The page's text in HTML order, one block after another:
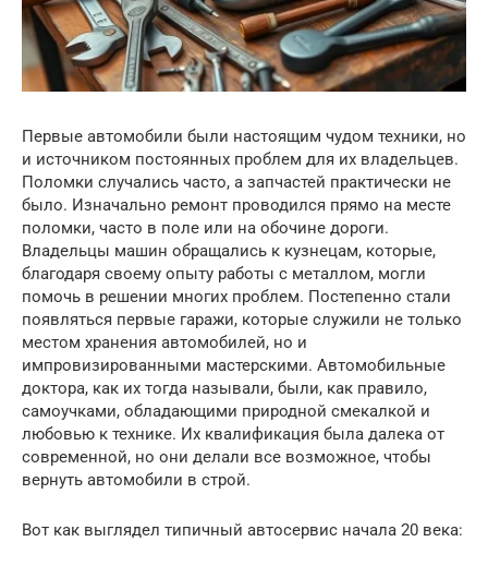
Первые автомобили были настоящим чудом техники, но
и источником постоянных проблем для их владельцев.
Поломки случались часто, а запчастей практически не
было. Изначально ремонт проводился прямо на месте
поломки, часто в поле или на обочине дороги.
Владельцы машин обращались к кузнецам, которые,
благодаря своему опыту работы с металлом, могли
помочь в решении многих проблем. Постепенно стали
появляться первые гаражи, которые служили не только
местом хранения автомобилей, но и
импровизированными мастерскими. Автомобильные
доктора, как их тогда называли, были, как правило,
самоучками, обладающими природной смекалкой и
любовью к технике. Их квалификация была далека от
современной, но они делали все возможное, чтобы
вернуть автомобили в строй.
Вот как выглядел типичный автосервис начала 20 века: